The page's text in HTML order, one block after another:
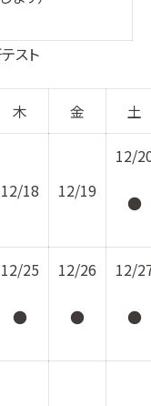
スト
木 金 土
12/18 12/19
12/
●
12/25
●
12/26
●
12/
●